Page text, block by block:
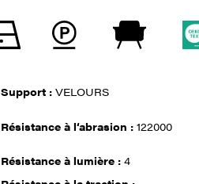
Support :VELOURS
Résistance à l‘abrasion :122000
Résistance à lumière :4